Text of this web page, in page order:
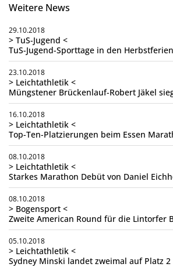
Weitere News
29.10.2018
> TuS-Jugend <
TuS-Jugend-Sporttage in den Herbstferien
23.10.2018
> Leichtathletik <
Müngstener Brückenlauf-Robert Jäkel
16.10.2018
> Leichtathletik <
Top-Ten-Platzierungen beim Essen
08.10.2018
> Leichtathletik <
Starkes Marathon Debüt von Daniel
08.10.2018
> Bogensport <
Zweite American Round für die Lintorfer
05.10.2018
> Leichtathletik <
Sydney Minski landet zweimal auf Platz 2